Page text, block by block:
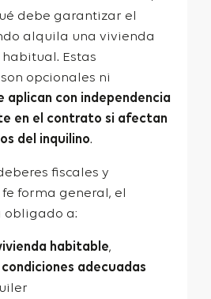
debe garantizar el
alquila una vivienda
Estas
opcionales ni
aplican con independencia
en el contrato si afectan
del inquilino.
fiscales y
forma general, el
obligado a:
habitable,
adecuadas